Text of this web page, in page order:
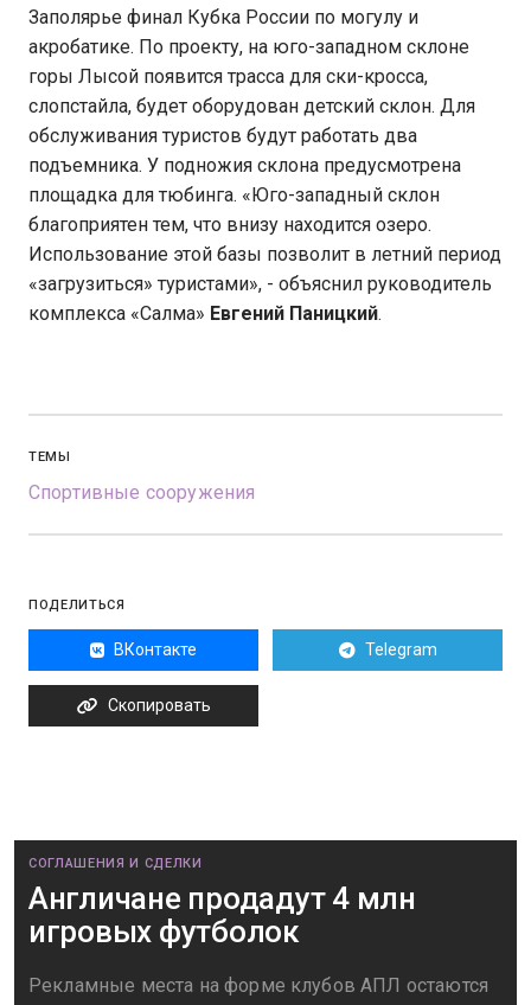
Заполярье финал Кубка России по могулу и
акробатике. По проекту, на юго-западном склоне
горы Лысой появится трасса для ски-кросса,
слопстайла, будет оборудован детский склон. Для
обслуживания туристов будут работать два
подъемника. У подножия склона предусмотрена
площадка для тюбинга. «Юго-западный склон
благоприятен тем, что внизу находится озеро.
Использование этой базы позволит в летний период
«загрузиться» туристами», - объяснил руководитель
комплекса «Салма» Евгений Паницкий.
ТЕМЫ
Спортивные сооружения
ПОДЕЛИТЬСЯ
ВКонтакте Telegram
Скопировать
СОГЛАШЕНИЯ И СДЕЛКИ
Англичане продадут 4 млн
игровых футболок
Рекламные места на форме клубов АПЛ остаются